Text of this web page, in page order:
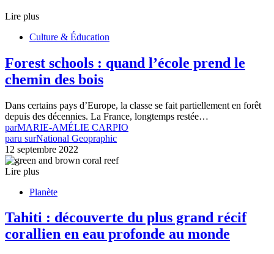
Lire plus
Culture & Éducation
Forest schools : quand l’école prend le
chemin des bois
Dans certains pays d’Europe, la classe se fait partiellement en forêt
depuis des décennies. La France, longtemps restée…
parMARIE-AMÉLIE CARPIO
paru surNational Geopraphic
12 septembre 2022
Lire plus
Planète
Tahiti : découverte du plus grand récif
corallien en eau profonde au monde